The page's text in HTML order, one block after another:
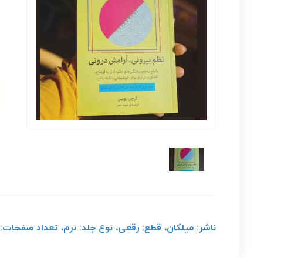
ناشر: میلکان، قطع: رقعی، نوع جلد: نرم، تعداد صفحات: 160 صفحه